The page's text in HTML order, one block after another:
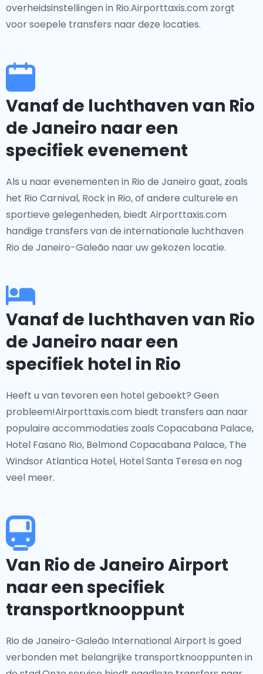
overheidsinstellingen in Rio.Airporttaxis.com zorgt
voor soepele transfers naar deze locaties.
Vanaf de luchthaven van Rio
de Janeiro naar een
specifiek evenement
Als u naar evenementen in Rio de Janeiro gaat, zoals
het Rio Carnival, Rock in Rio, of andere culturele en
sportieve gelegenheden, biedt Airporttaxis.com
handige transfers van de internationale luchthaven
Rio de Janeiro-Galeão naar uw gekozen locatie.
Vanaf de luchthaven van Rio
de Janeiro naar een
specifiek hotel in Rio
Heeft u van tevoren een hotel geboekt? Geen
probleem!Airporttaxis.com biedt transfers aan naar
populaire accommodaties zoals Copacabana Palace,
Hotel Fasano Rio, Belmond Copacabana Palace, The
Windsor Atlantica Hotel, Hotel Santa Teresa en nog
veel meer.
Van Rio de Janeiro Airport
naar een specifiek
transportknooppunt
Rio de Janeiro-Galeão International Airport is goed
verbonden met belangrijke transportknooppunten in